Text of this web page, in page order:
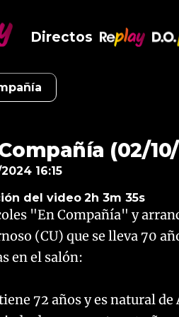
Directos
(02/
16:15
del video 2h 3m 35s
"En Compañía" y
(CU) que se lleva 70
en el salón:
72 años y es natural